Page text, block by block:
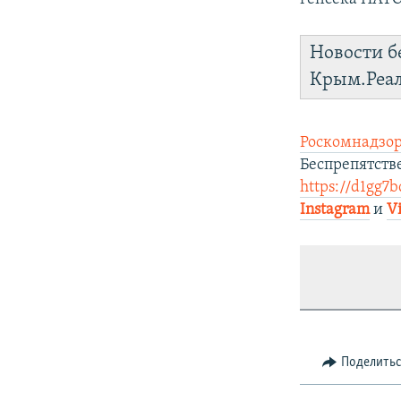
Новости
https://
Instagramи